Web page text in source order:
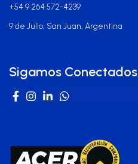
+54 9 264 572-4239
9 de Julio, San Juan, Argentina
Sigamos Conectados